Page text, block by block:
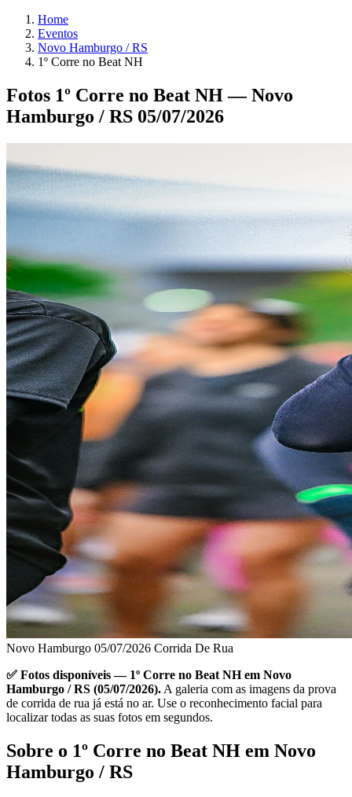
Home
Eventos
Novo Hamburgo / RS
1º Corre no Beat NH
Fotos 1º Corre no Beat NH — Novo
Hamburgo / RS 05/07/2026
Novo Hamburgo 05/07/2026 Corrida De Rua
✅ Fotos disponíveis — 1º Corre no Beat NH em Novo
Hamburgo / RS (05/07/2026). A galeria com as imagens da prova
de corrida de rua já está no ar. Use o reconhecimento facial para
localizar todas as suas fotos em segundos.
Sobre o 1º Corre no Beat NH em Novo
Hamburgo / RS